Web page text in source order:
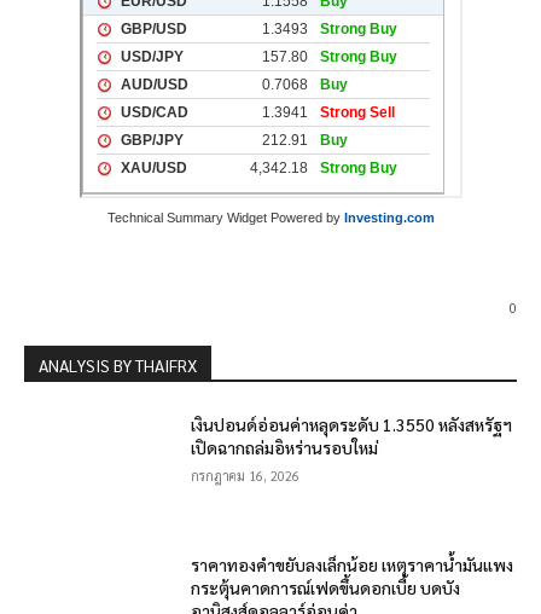
Technical Summary Widget Powered by Investing.com
0
ANALYSIS BY THAIFRX
เงินปอนด์อ่อนค่าหลุดระดับ 1.3550 หลังสหรัฐฯ
เปิดฉากถล่มอิหร่านรอบใหม่
กรกฎาคม 16, 2026
ราคาทองคำขยับลงเล็กน้อย เหตุราคาน้ำมันแพง
กระตุ้นคาดการณ์เฟดขึ้นดอกเบี้ย บดบัง